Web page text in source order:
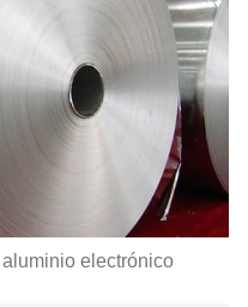
electrónico